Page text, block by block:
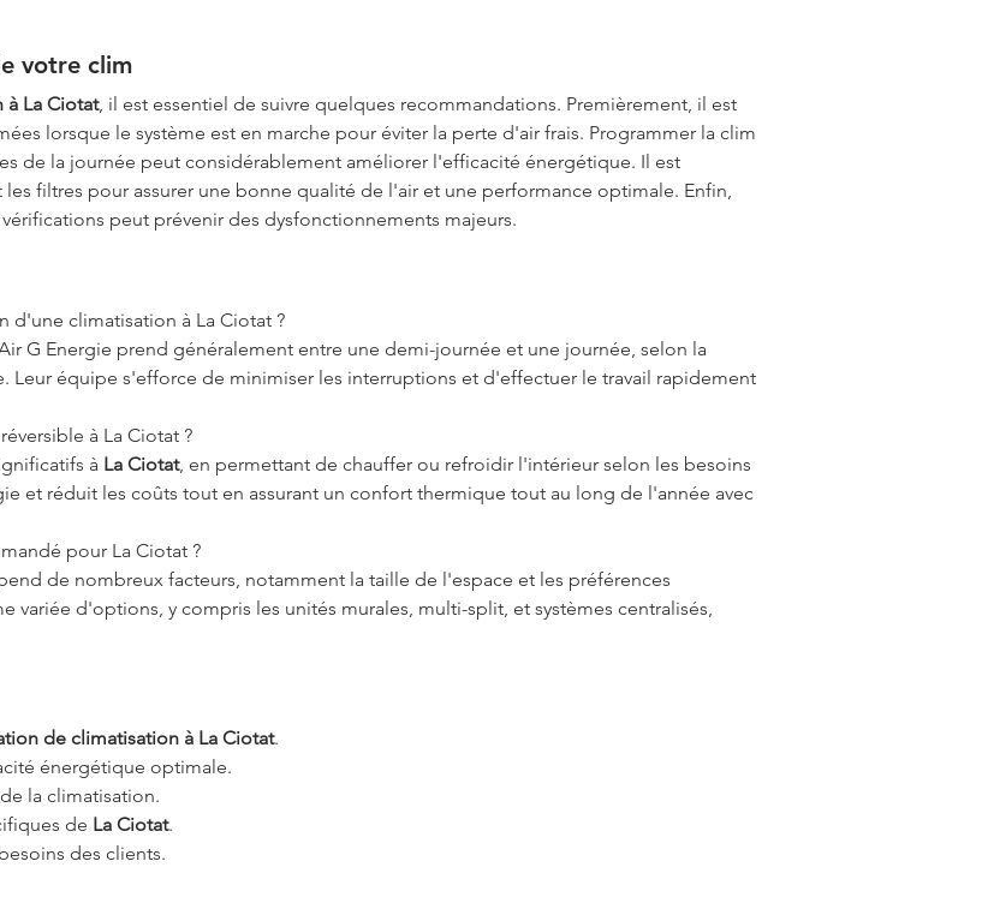
votre clim
à La Ciotat, il est essentiel de suivre quelques recommandations. Premièrement, il est
lorsque le système est en marche pour éviter la perte d'air frais. Programmer la clim
de la journée peut considérablement améliorer l'efficacité énergétique. Il est
filtres pour assurer une bonne qualité de l'air et une performance optimale. Enfin,
peut prévenir des dysfonctionnements majeurs.
d'une climatisation à La Ciotat ?
G Energie prend généralement entre une demi-journée et une journée, selon la
Leur équipe s'efforce de minimiser les interruptions et d'effectuer le travail rapidement
à La Ciotat ?
à La Ciotat, en permettant de chauffer ou refroidir l'intérieur selon les besoins
et réduit les coûts tout en assurant un confort thermique tout au long de l'année avec
pour La Ciotat ?
de nombreux facteurs, notamment la taille de l'espace et les préférences
variée d'options, y compris les unités murales, multi-split, et systèmes centralisés,
de climatisation à La Ciotat.
énergétique optimale.
la climatisation.
de La Ciotat.
des clients.